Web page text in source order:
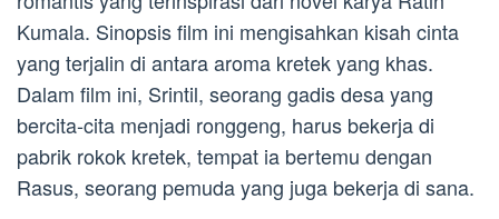
Kumala. Sinopsis film ini mengisahkan kisah cinta
yang terjalin di antara aroma kretek yang khas.
Dalam film ini, Srintil, seorang gadis desa yang
bercita-cita menjadi ronggeng, harus bekerja di
pabrik rokok kretek, tempat ia bertemu dengan
Rasus, seorang pemuda yang juga bekerja di sana.